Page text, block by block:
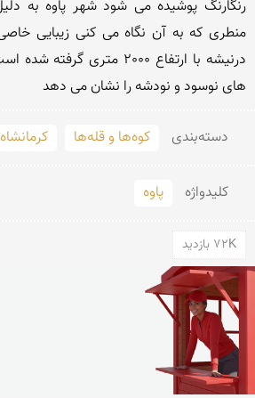
های نوسود و نودشه را نشان می دهد
دسته‌بندی کوه‌ها و قله‌ها کرمانشاه
کلید‌واژه پاوه
72K بازدید